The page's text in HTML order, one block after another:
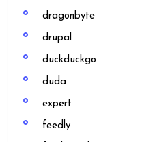
dragonbyte
drupal
duckduckgo
duda
expert
feedly